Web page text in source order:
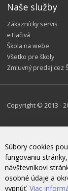
Naše služby
Zákaznícky servis
eTlačivá
Škola na webe
Všetko pre školy
Zmluvný predaj cez
Copyright © 2013 -
Súbory cookies
fungovaniu
návštevníkovi
osobné údaje a
vypnúť. Viac